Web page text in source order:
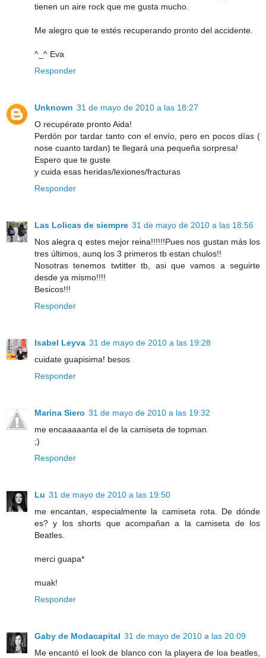
tienen un aire rock que me gusta mucho.
Me alegro que te estés recuperando pronto del accidente.
^_^ Eva
Responder
Unknown 31 de mayo de 2010 a las 18:27
O recupérate pronto Aida!
Perdón por tardar tanto con el envío, pero en pocos días (
nose cuanto tardan) te llegará una pequeña sorpresa!
Espero que te guste
y cuida esas heridas/lexiones/fracturas
Responder
Las Lolicas de siempre 31 de mayo de 2010 a las 18:56
Nos alegra q estes mejor reina!!!!!!Pues nos gustan más los
tres últimos, aunq los 3 primeros tb estan chulos!!
Nosotras tenemos twtitter tb, asi que vamos a seguirte
desde ya mismo!!!!
Besicos!!!
Responder
Isabel Leyva 31 de mayo de 2010 a las 19:28
cuidate guapisima! besos
Responder
Marina Siero 31 de mayo de 2010 a las 19:32
me encaaaaanta el de la camiseta de topman.
;)
Responder
Lu 31 de mayo de 2010 a las 19:50
me encantan, especialmente la camiseta rota. De dónde
es? y los shorts que acompañan a la camiseta de los
Beatles.
merci guapa*
muak!
Responder
Gaby de Modacapital 31 de mayo de 2010 a las 20:09
Me encantó el look de blanco con la playera de loa beatles,